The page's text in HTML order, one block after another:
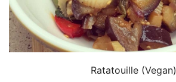
Ratatouille (Vegan)